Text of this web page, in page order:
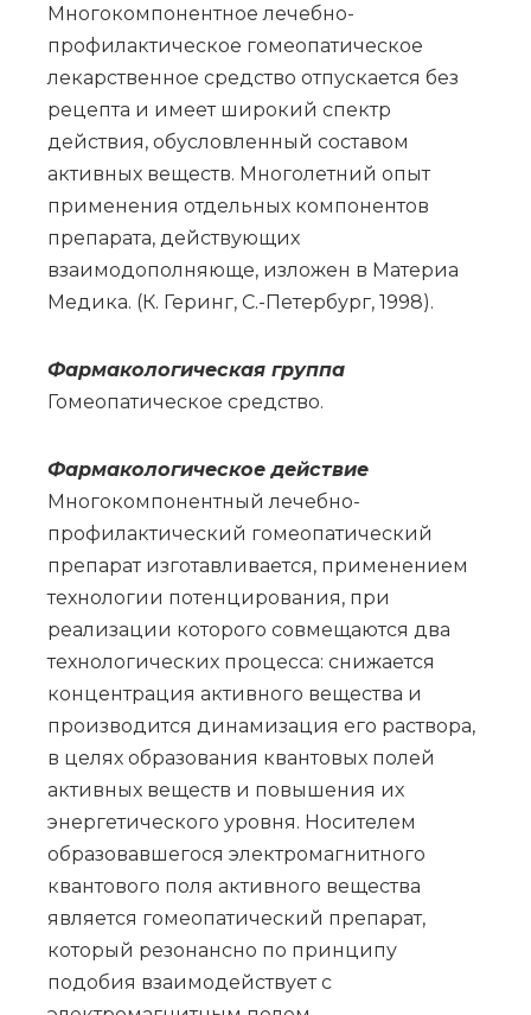
Многокомпонентное лечебно-
профилактическое гомеопатическое
лекарственное средство отпускается без
рецепта и имеет широкий спектр
действия, обусловленный составом
активных веществ. Многолетний опыт
применения отдельных компонентов
препарата, действующих
взаимодополняюще, изложен в Материа
Медика. (К. Геринг, С.-Петербург, 1998).
Фар­ма­ко­ло­ги­че­ская груп­па
Го­мео­па­ти­че­ское сред­ство.
Фармакологическое действие
Многокомпонентный лечебно-
профилактический гомеопатический
препарат изготавливается, применением
технологии потенцирования, при
реализации которого совмещаются два
технологических процесса: снижается
концентрация активного вещества и
производится динамизация его раствора,
в целях образования квантовых полей
активных веществ и повышения их
энергетического уровня. Носителем
образовавшегося электромагнитного
квантового поля активного вещества
является гомеопатический препарат,
который резонансно по принципу
подобия взаимодействует с